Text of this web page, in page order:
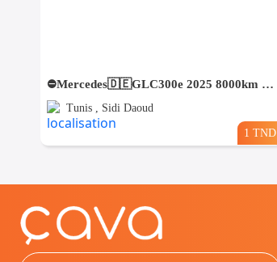
⛔️Mercedes🇩🇪GLC300e 2025 8000km 4matic⛔️ 🔁 on accepte l échange des voitures
Tunis , Sidi Daoud
1 TND